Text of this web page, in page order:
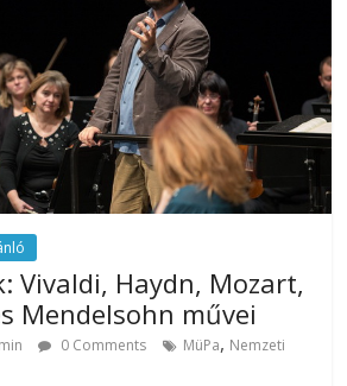
Vivaldi, Haydn, Mozart,
Mendelsohn művei
0 Comments MüPa, Nemzeti